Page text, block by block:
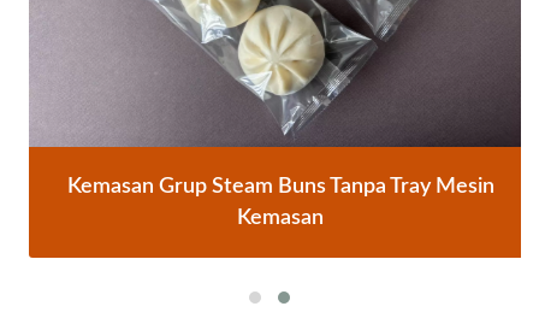
Kemasan Grup Steam Buns Tanpa Tray Mesin
Kemasan